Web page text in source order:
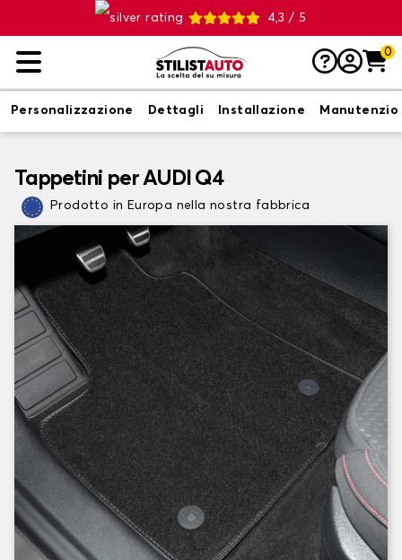
4,3 / 5
0
Personalizzazione Dettagli Installazione
Tappetini per AUDI Q4
Prodotto in Europa nella nostra fabbrica